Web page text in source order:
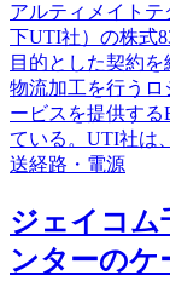
アルティメイト
下UTI社）の株式
目的とした契約
物流加工を行う
ービスを提供す
ている。UTI社は
送経路・電源
ジェイコム
ンターのケ